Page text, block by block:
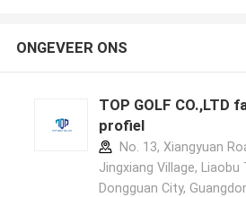
ONGEVEER ONS
TOP GOLF CO.,LTD
profiel
No. 13, Xiangyuan
Jingxiang Village, Liaobu
Dongguan City,